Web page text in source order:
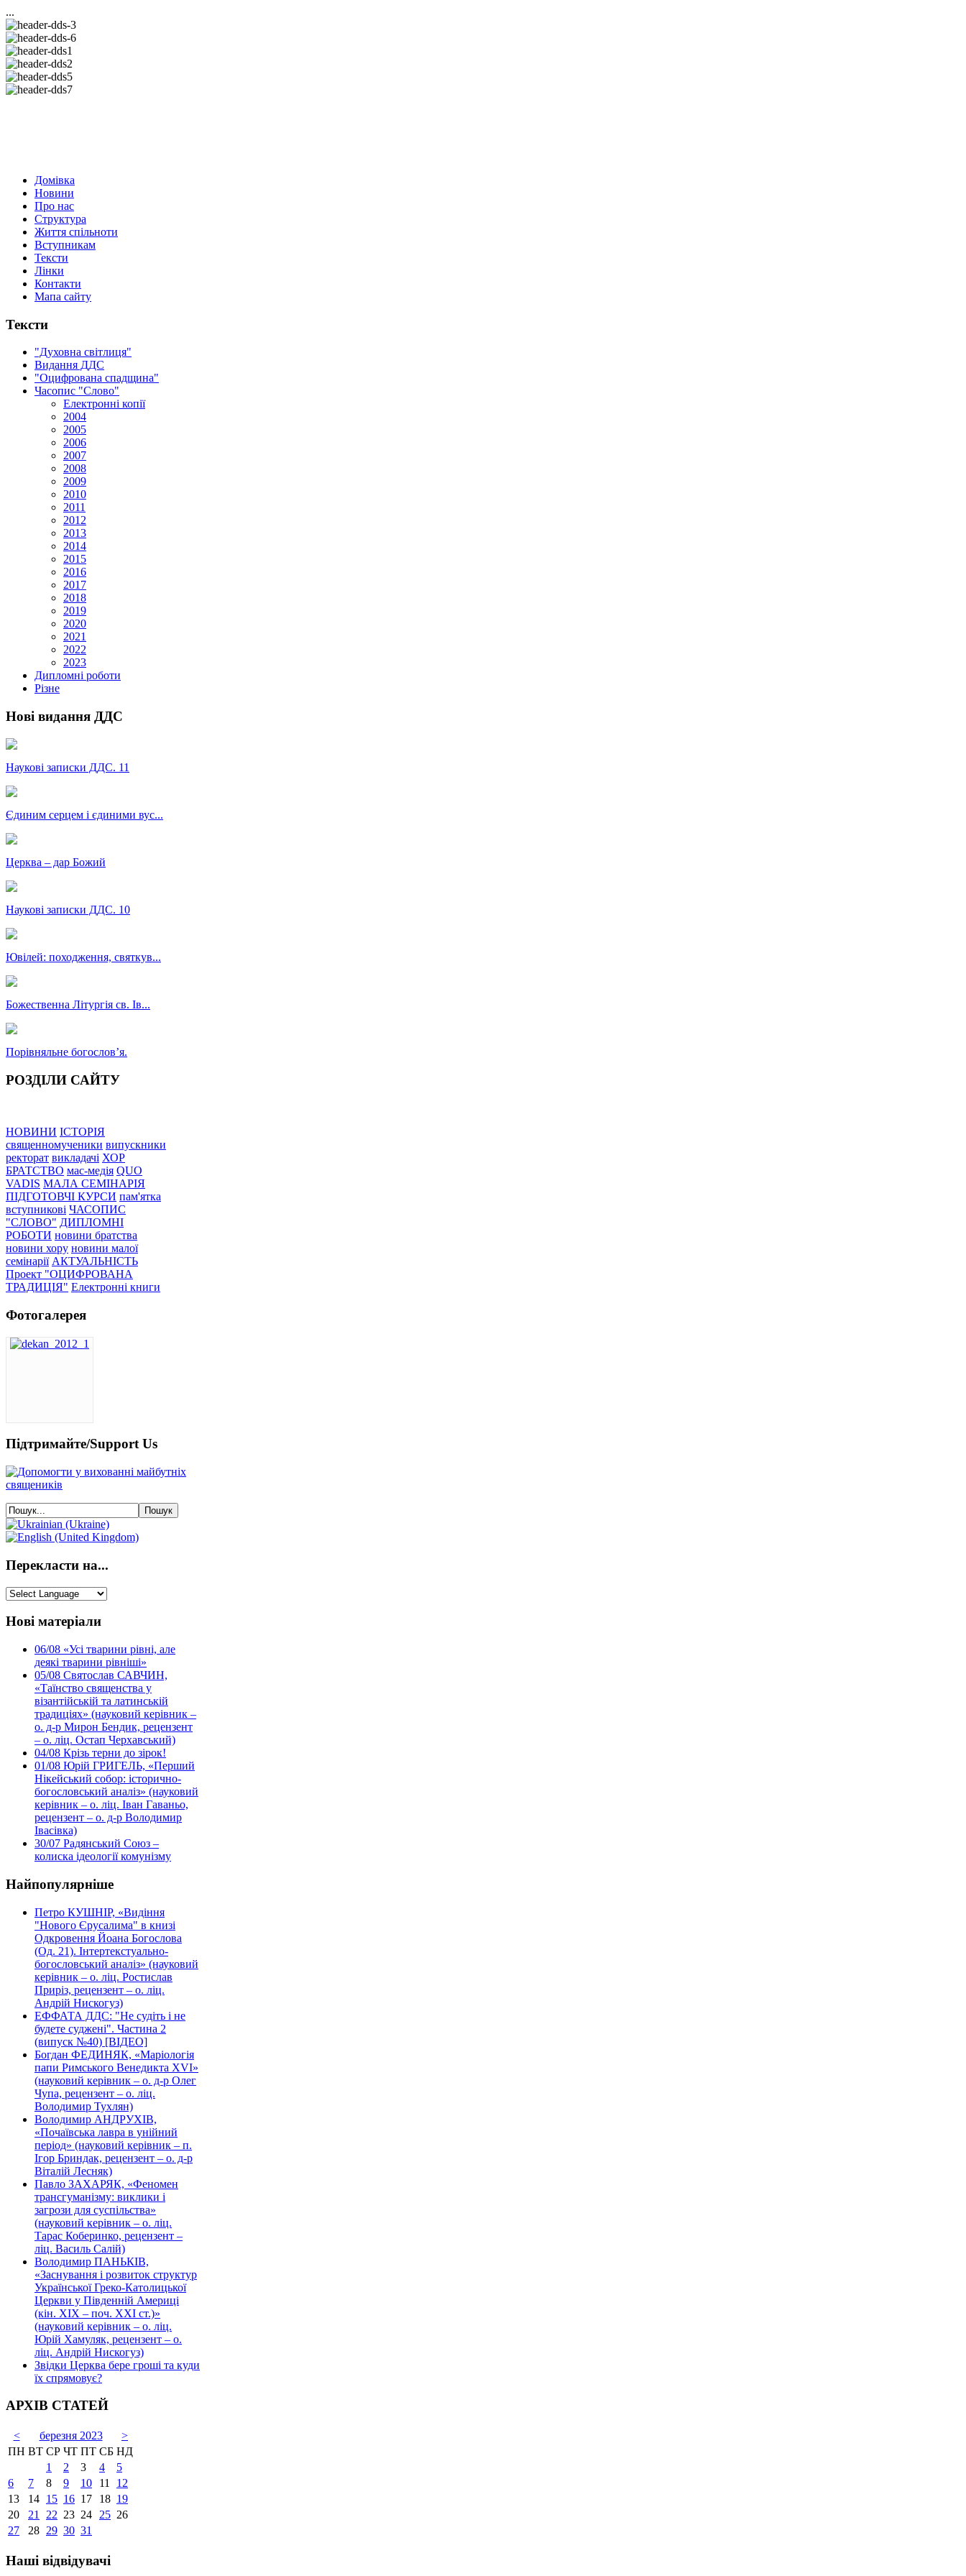
...
Домівка
Новини
Про нас
Структура
Життя спільноти
Вступникам
Тексти
Лінки
Контакти
Мапа сайту
Тексти
"Духовна світлиця"
Видання ДДС
"Оцифрована спадщина"
Часопис "Слово"
Електронні копії
2004
2005
2006
2007
2008
2009
2010
2011
2012
2013
2014
2015
2016
2017
2018
2019
2020
2021
2022
2023
Дипломні роботи
Різне
Нові видання ДДС
Наукові записки ДДС. 11
Єдиним серцем і єдиними вус...
Церква – дар Божий
Наукові записки ДДС. 10
Ювілей: походження, святкув...
Божественна Літургія св. Ів...
Порівняльне богословʼя.
РОЗДІЛИ САЙТУ
НОВИНИ ІСТОРІЯ
священномученики випускники
ректорат викладачі ХОР
БРАТСТВО мас-медія QUO
VADIS МАЛА СЕМІНАРІЯ
ПІДГОТОВЧІ КУРСИ пам'ятка
вступникові ЧАСОПИС
"СЛОВО" ДИПЛОМНІ
РОБОТИ новини братства
новини хору новини малої
семінарії АКТУАЛЬНІСТЬ
Проект "ОЦИФРОВАНА
ТРАДИЦІЯ" Електронні книги
Фотогалерея
Підтримайте/Support Us
Перекласти на...
Нові матеріали
06/08 «Усі тварини рівні, але
деякі тварини рівніші»
05/08 Святослав САВЧИН,
«Таїнство священства у
візантійській та латинській
традиціях» (науковий керівник –
о. д-р Мирон Бендик, рецензент
– о. ліц. Остап Черхавський)
04/08 Крізь терни до зірок!
01/08 Юрій ГРИГЕЛЬ, «Перший
Нікейський собор: історично-
богословський аналіз» (науковий
керівник – о. ліц. Іван Гаваньо,
рецензент – о. д-р Володимир
Івасівка)
30/07 Радянський Союз –
колиска ідеології комунізму
Найпопулярніше
Петро КУШНІР, «Видіння
"Нового Єрусалима" в книзі
Одкровення Йоана Богослова
(Од. 21). Інтертекстуально-
богословський аналіз» (науковий
керівник – о. ліц. Ростислав
Приріз, рецензент – о. ліц.
Андрій Нискогуз)
ЕФФАТА ДДС: "Не судіть і не
будете суджені". Частина 2
(випуск №40) [ВІДЕО]
Богдан ФЕДИНЯК, «Маріологія
папи Римського Венедикта XVI»
(науковий керівник – о. д-р Олег
Чупа, рецензент – о. ліц.
Володимир Тухлян)
Володимир АНДРУХІВ,
«Почаївська лавра в унійний
період» (науковий керівник – п.
Ігор Бриндак, рецензент – о. д-р
Віталій Лесняк)
Павло ЗАХАРЯК, «Феномен
трансгуманізму: виклики і
загрози для суспільства»
(науковий керівник – о. ліц.
Тарас Коберинко, рецензент –
ліц. Василь Салій)
Володимир ПАНЬКІВ,
«Заснування і розвиток структур
Української Греко-Католицької
Церкви у Південній Америці
(кін. ХІХ – поч. ХХІ ст.)»
(науковий керівник – о. ліц.
Юрій Хамуляк, рецензент – о.
ліц. Андрій Нискогуз)
Звідки Церква бере гроші та куди
їх спрямовує?
АРХІВ СТАТЕЙ
< березня 2023
>
ПН ВТ СР ЧТ ПТ СБ НД
1
2 3 4
5
6
7 8 9 10 11
12
13
14 15 16 17 18 19
20
21 22 23 24 25 26
27
28 29 30 31
Наші відвідувачі